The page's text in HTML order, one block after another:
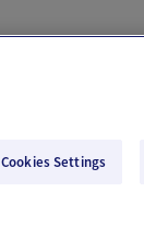
Cookies Settings